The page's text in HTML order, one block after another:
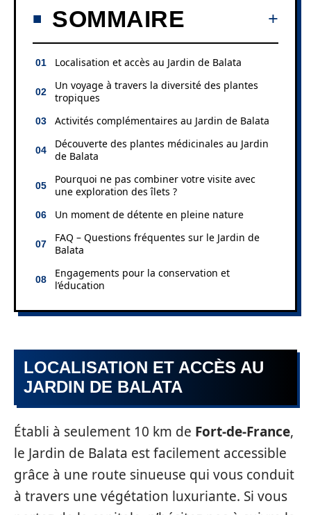
SOMMAIRE
Localisation et accès au Jardin de Balata
Un voyage à travers la diversité des plantes
tropiques
Activités complémentaires au Jardin de Balata
Découverte des plantes médicinales au Jardin
de Balata
Pourquoi ne pas combiner votre visite avec
une exploration des îlets ?
Un moment de détente en pleine nature
FAQ – Questions fréquentes sur le Jardin de
Balata
Engagements pour la conservation et
l’éducation
LOCALISATION ET ACCÈS AU
JARDIN DE BALATA
Établi à seulement 10 km de Fort-de-France,
le Jardin de Balata est facilement accessible
grâce à une route sinueuse qui vous conduit
à travers une végétation luxuriante. Si vous